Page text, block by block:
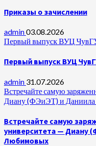
Приказы о зачислении
admin03.08.2026
Первый выпуск ВУЦ
Первый выпуск ВУЦ
admin 31.07.2026
Встречайте самую
Диану (ФЭиЭТ) и
Встречайте самую
университета — Диану
Любимовых